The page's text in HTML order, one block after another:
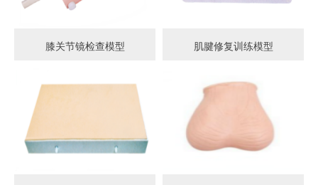
膝关节镜检查模型 肌腱修复训练模型